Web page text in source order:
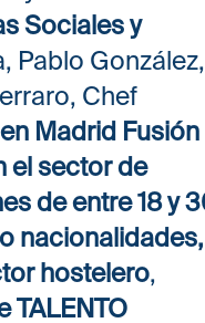
Sociales y
Pablo González,
Chef
Madrid Fusión
el sector de
de entre 18 y
nacionalidades,
hostelero,
TALENTO